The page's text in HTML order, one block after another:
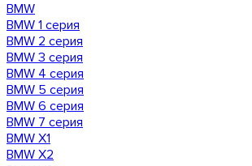
BMW
BMW 1 серия
BMW 2 серия
BMW 3 серия
BMW 4 серия
BMW 5 серия
BMW 6 серия
BMW 7 серия
BMW X1
BMW X2